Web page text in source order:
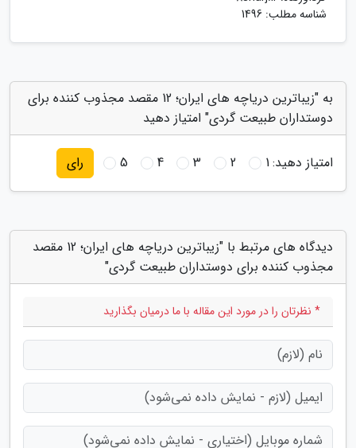
شناسه مطلب: 1496
به "زیباترین دریاچه های ایران؛ 12 مقصد مجذوب کننده برای
دوستداران طبیعت گردی" امتیاز دهید
امتیاز دهید:1
2
3
4
5 رای
دیدگاه های مرتبط با "زیباترین دریاچه های ایران؛ 12 مقصد
مجذوب کننده برای دوستداران طبیعت گردی"
* نظرتان را در مورد این مقاله با ما درمیان بگذارید